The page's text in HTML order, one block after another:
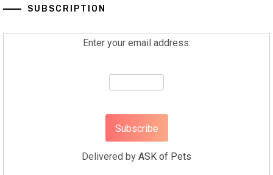
SUBSCRIPTION
Enter your email address:
Delivered by ASK of Pets